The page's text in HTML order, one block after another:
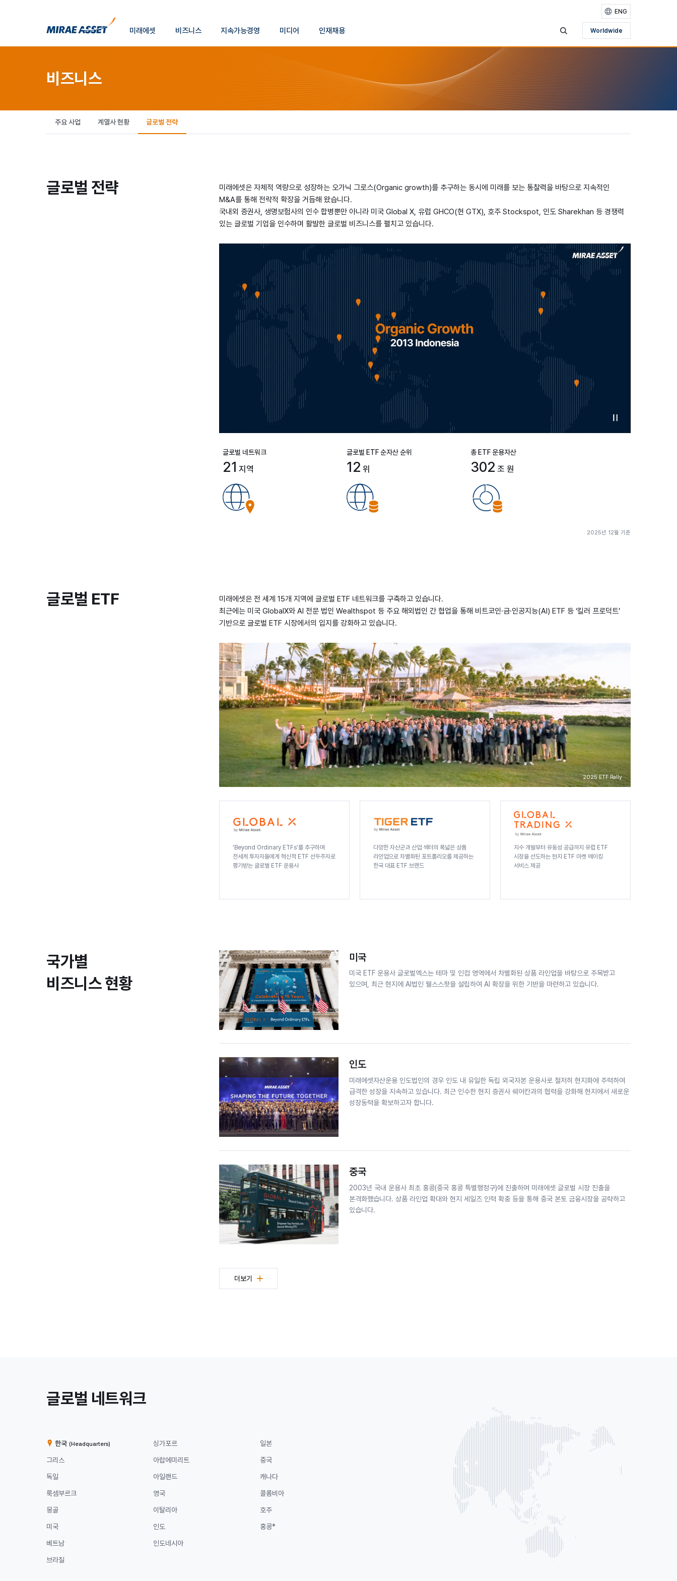
미래에셋 비즈니스 지속가능경영 미디어 인재채용 Worldwide
ENG
비즈니스
주요 사업 계열사 현황 글로벌 전략
글로벌 전략
미래에셋은 자체적 역량으로 성장하는 오가닉 그로스(Organic growth)를 추구하는 동시에 미래를 보는 통찰력을 바탕으로 지속적인
M&A를 통해 전략적 확장을 거듭해 왔습니다.
국내외 증권사, 생명보험사의 인수 합병뿐만 아니라 미국 Global X, 유럽 GHCO(현 GTX), 호주 Stockspot, 인도 Sharekhan 등 경쟁력
있는 글로벌 기업을 인수하며 활발한 글로벌 비즈니스를 펼치고 있습니다.
글로벌 네트워크
21 지역
글로벌 ETF 순자산 순위
12 위
총 ETF 운용자산
302 조 원
2025년 12월 기준
글로벌 ETF
미래에셋은 전 세계 15개 지역에 글로벌 ETF 네트워크를 구축하고 있습니다.
최근에는 미국 GlobalX와 AI 전문 법인 Wealthspot 등 주요 해외법인 간 협업을 통해 비트코인·금·인공지능(AI) ETF 등 ‘킬러 프로덕트’
기반으로 글로벌 ETF 시장에서의 입지를 강화하고 있습니다.
2025 ETF Rally
‘Beyond Ordinary ETFs’를 추구하며
전세계 투자자들에게 혁신적 ETF 선두주자로
평가받는 글로벌 ETF 운용사
다양한 자산군과 산업 섹터의 폭넓은 상품
라인업으로 차별화된 포트폴리오를 제공하는
한국 대표 ETF 브랜드
지수 개발부터 유동성 공급까지 유럽 ETF
시장을 선도하는 현지 ETF 마켓 메이킹
서비스 제공
국가별
비즈니스 현황
미국
미국 ETF 운용사 글로벌엑스는 테마 및 인컴 영역에서 차별화된 상품 라인업을 바탕으로 주목받고
있으며, 최근 현지에 AI법인 웰스스팟을 설립하여 AI 확장을 위한 기반을 마련하고 있습니다.
인도
미래에셋자산운용 인도법인의 경우 인도 내 유일한 독립 외국자본 운용사로 철저히 현지화에 주력하여
급격한 성장을 지속하고 있습니다. 최근 인수한 현지 증권사 쉐어칸과의 협력을 강화해 현지에서 새로운
성장동력을 확보하고자 합니다.
중국
2003년 국내 운용사 최초 홍콩(중국 홍콩 특별행정구)에 진출하며 미래에셋 글로벌 시장 진출을
본격화했습니다. 상품 라인업 확대와 현지 세일즈 인력 확충 등을 통해 중국 본토 금융시장을 공략하고
있습니다.
더보기
글로벌 네트워크
열
사
한국 (Headquarters)
그리스
독일
룩셈부르크
몽골
미국
베트남
브라질
싱가포르
아랍에미리트
아일랜드
영국
이탈리아
인도
인도네시아
일본
중국
캐나다
콜롬비아
호주
홍콩*